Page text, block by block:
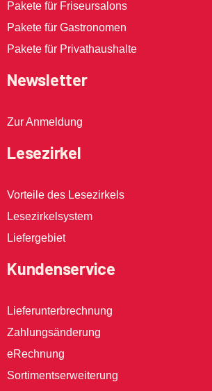
Pakete für Friseursalons
Pakete für Gastronomen
Pakete für Privathaushalte
Newsletter
Zur Anmeldung
Lesezirkel
Vorteile des Lesezirkels
Lesezirkelsystem
Liefergebiet
Kundenservice
Lieferunterbrechnung
Zahlungsänderung
eRechnung
Sortimentserweiterung